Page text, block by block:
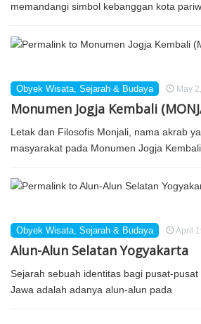
memandangi simbol kebanggan kota
Obyek Wisata, Sejarah & Budaya May
Monumen Jogja Kembali
Letak dan Filosofis Monjali, nama akrab
masyarakat pada Monumen Jogja
Obyek Wisata, Sejarah & Budaya April
Alun-Alun Selatan Yogyakarta
Sejarah sebuah identitas bagi pusat-
Jawa adalah adanya alun-alun pada